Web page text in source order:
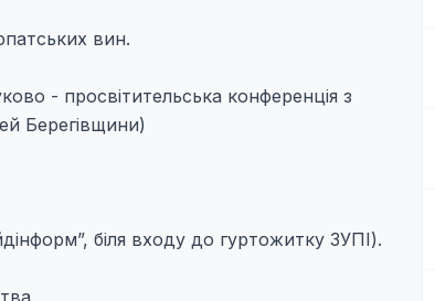
вин.
- просвітительська конференція з
Берегівщини)
біля входу до гуртожитку ЗУПІ).